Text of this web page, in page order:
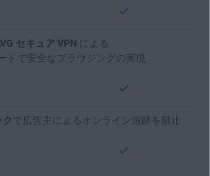
セキュア VPN による
トで安全なブラウジングの実現
クで広告主によるオンライン追跡を阻止